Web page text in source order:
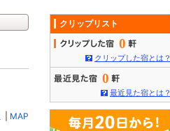
MAP
クリップリスト
0
クリップした宿とは？
0
最近見た宿とは？